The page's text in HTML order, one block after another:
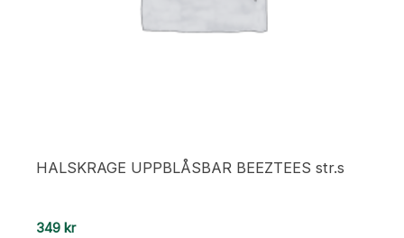
HALSKRAGE UPPBLÅSBAR BEEZTEES str.s
349 kr